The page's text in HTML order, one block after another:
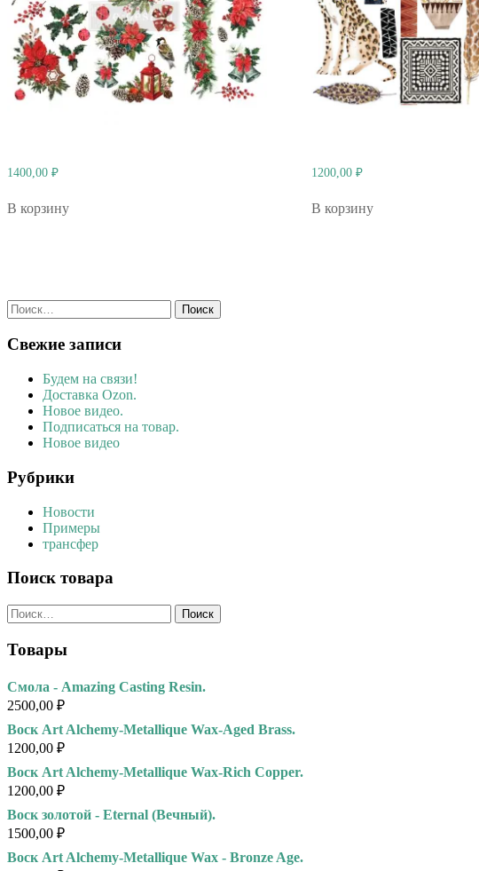
1400,00 ₽
В корзину
1200,00₽
В корзину
Найти:
Свежие записи
Будем на связи!
Доставка Ozon.
Новое видео.
Подписаться на товар.
Новое видео
Рубрики
Новости
Примеры
трансфер
Поиск товара
Найти:
Товары
Смола - Amazing Casting Resin.
2500,00 ₽
Воск Art Alchemy-Metallique Wax-Aged Brass.
1200,00 ₽
Воск Art Alchemy-Metallique Wax-Rich Copper.
1200,00 ₽
Воск золотой - Eternal (Вечный).
1500,00 ₽
Воск Art Alchemy-Metallique Wax - Bronze Age.